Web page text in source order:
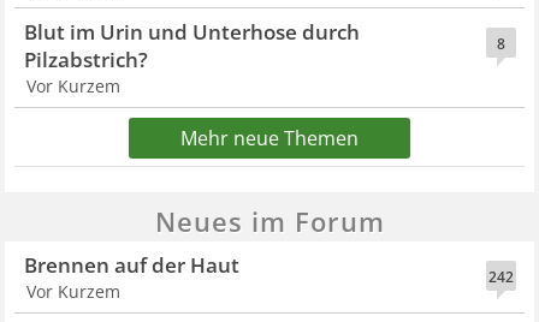
8
Blut im Urin und Unterhose durch
Pilzabstrich?
Vor Kurzem
Mehr neue Themen
Neues im Forum
242
Brennen auf der Haut
Vor Kurzem